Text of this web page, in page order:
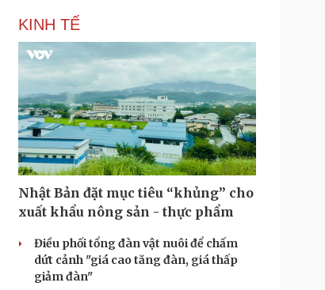
KINH TẾ
Nhật Bản đặt mục tiêu “khủng” cho
xuất khẩu nông sản - thực phẩm
Điều phối tổng đàn vật nuôi để chấm
dứt cảnh "giá cao tăng đàn, giá thấp
giảm đàn"